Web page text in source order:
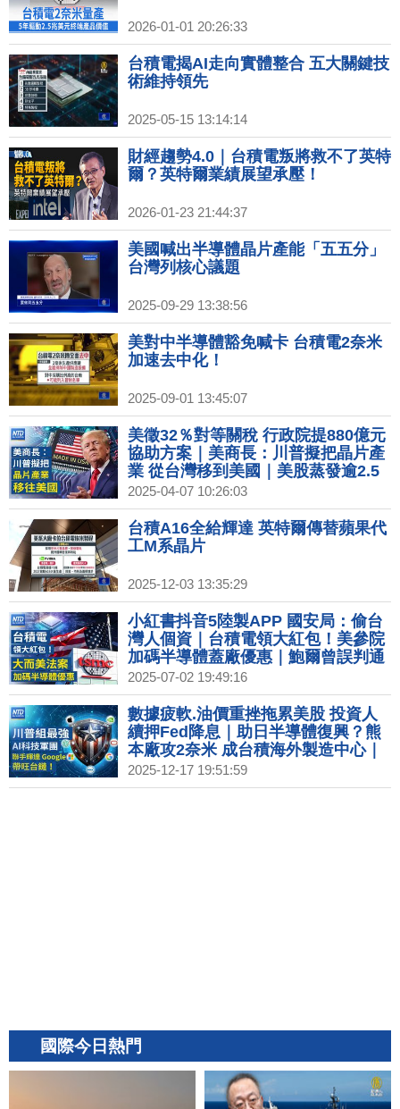
2026-01-01 20:26:33
台積電揭AI走向實體整合 五大關鍵技
術維持領先
2025-05-15 13:14:14
財經趨勢4.0｜台積電叛將救不了英特
爾？英特爾業績展望承壓！
2026-01-23 21:44:37
美國喊出半導體晶片產能「五五分」
台灣列核心議題
2025-09-29 13:38:56
美對中半導體豁免喊卡 台積電2奈米
加速去中化！
2025-09-01 13:45:07
美徵32％對等關稅 行政院提880億元
協助方案｜美商長：川普擬把晶片產
業 從台灣移到美國｜美股蒸發逾2.5
兆「美國製造」能扛新經濟重任？｜
台積電傳初步達協議 持2成股份與英
特爾合資公司
2025-04-07 10:26:03
台積A16全給輝達 英特爾傳替蘋果代
工M系晶片
2025-12-03 13:35:29
小紅書抖音5陸製APP 國安局：偷台
灣人個資｜台積電領大紅包！美參院
加碼半導體蓋廠優惠｜鮑爾曾誤判通
膨 現指夏季浮現！關稅將左右幅度？
｜柏林動物園花式消暑 涼水SPA冷凍
水果冰塊解熱
2025-07-02 19:49:16
數據疲軟.油價重挫拖累美股 投資人
續押Fed降息｜助日半導體復興？熊
本廠攻2奈米 成台積海外製造中心｜
台灣僅23%商品遭課稅 美主要貿易夥
伴中最低｜中國零售數據創疫情來新
2025-12-17 19:51:59
國際今日熱門